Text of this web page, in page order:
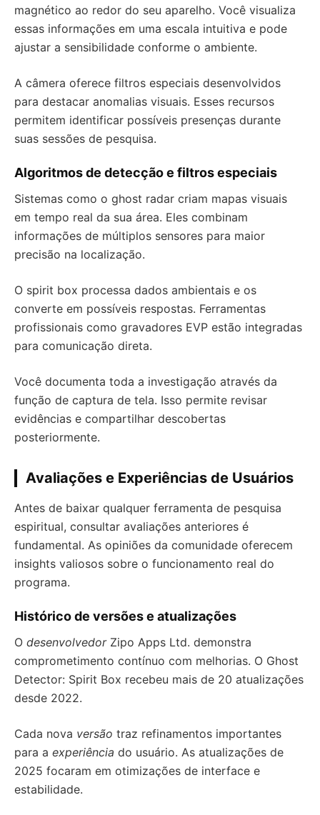
magnético ao redor do seu aparelho. Você visualiza
essas informações em uma escala intuitiva e pode
ajustar a sensibilidade conforme o ambiente.
A câmera oferece filtros especiais desenvolvidos
para destacar anomalias visuais. Esses recursos
permitem identificar possíveis presenças durante
suas sessões de pesquisa.
Algoritmos de detecção e filtros especiais
Sistemas como o ghost radar criam mapas visuais
em tempo real da sua área. Eles combinam
informações de múltiplos sensores para maior
precisão na localização.
O spirit box processa dados ambientais e os
converte em possíveis respostas. Ferramentas
profissionais como gravadores EVP estão integradas
para comunicação direta.
Você documenta toda a investigação através da
função de captura de tela. Isso permite revisar
evidências e compartilhar descobertas
posteriormente.
Avaliações e Experiências de Usuários
Antes de baixar qualquer ferramenta de pesquisa
espiritual, consultar avaliações anteriores é
fundamental. As opiniões da comunidade oferecem
insights valiosos sobre o funcionamento real do
programa.
Histórico de versões e atualizações
O desenvolvedorZipo Apps Ltd. demonstra
comprometimento contínuo com melhorias. O Ghost
Detector: Spirit Box recebeu mais de 20 atualizações
desde 2022.
Cada nova versão traz refinamentos importantes
para a experiência do usuário. As atualizações de
2025 focaram em otimizações de interface e
estabilidade.